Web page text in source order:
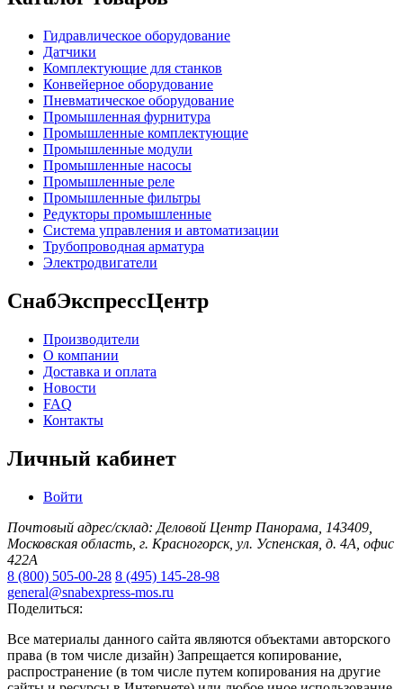
Гидравлическое оборудование
Датчики
Комплектующие для станков
Конвейерное оборудование
Пневматическое оборудование
Промышленная фурнитура
Промышленные комплектующие
Промышленные модули
Промышленные насосы
Промышленные реле
Промышленные фильтры
Редукторы промышленные
Система управления и автоматизации
Трубопроводная арматура
Электродвигатели
СнабЭкспрессЦентр
Производители
О компании
Доставка и оплата
Новости
FAQ
Контакты
Личный кабинет
Войти
Почтовый адрес/склад: Деловой Центр Панорама, 143409,
Московская область, г. Красногорск, ул. Успенская, д. 4А, офис
422А
8 (800) 505-00-28 8 (495) 145-28-98
general@snabexpress-mos.ru
Поделиться:
Все материалы данного сайта являются объектами авторского
права (в том числе дизайн) Запрещается копирование,
распространение (в том числе путем копирования на другие